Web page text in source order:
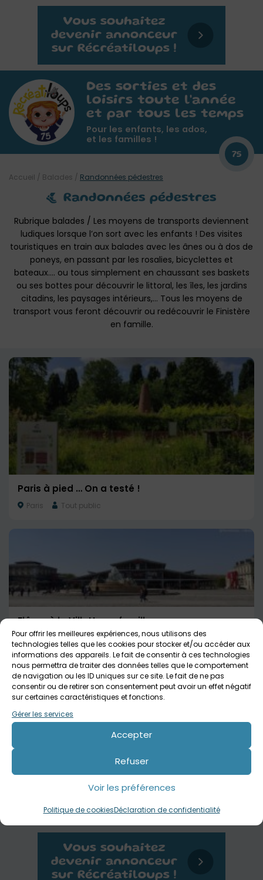
Pour offrir les meilleures expériences, nous utilisons des
technologies telles que les cookies pour stocker et/ou accéder aux
informations des appareils. Le fait de consentir à ces technologies
nous permettra de traiter des données telles que le comportement
de navigation ou les ID uniques sur ce site. Le fait de ne pas
consentir ou de retirer son consentement peut avoir un effet négatif
sur certaines caractéristiques et fonctions.
Gérer les services
Accepter
Refuser
Voir les préférences
Politique de cookiesDéclaration de confidentialité
Des sorties et des
loisirs toute l'année
et par tous les temps
Pour les enfants, les ados,
et les familles !
75
Randonnées pédestres
Rubrique balades / Les moyens de transports deviennent
ludiques lorsque l’on sort avec les enfants ! Des visites
touristiques en train aux balades avec les ânes ou à dos de
poneys, en passant par les rosalies, bicyclettes et
bateaux…. ou tous simplement en chaussant ses baskets
ou ses bottes pour découvrir le littoral, les îles, les jardins
citadins, les paysages intérieurs,… Tous les moyens de
transport vous feront découvrir ou redécouvrir le Finistère
en famille.
Accueil / Balades / Randonnées pédestres
Paris à pied … On a testé !
Paris Tout public
Flâner à la Villette en famille
Paris Tout public
Flânerie parisienne : La Coulée verte
Tout public
GRATUIT